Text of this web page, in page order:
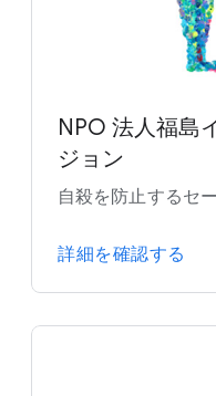
NPO 法人福島
ジョン
自殺を防止するセ
詳細を確認する